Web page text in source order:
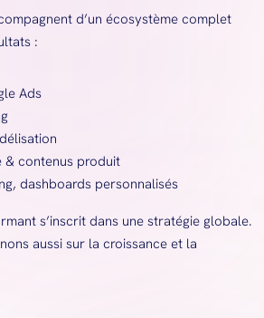
d’un écosystème complet
:
Ads
& contenus produit
dashboards personnalisés
s’inscrit dans une stratégie globale.
aussi sur la croissance et la